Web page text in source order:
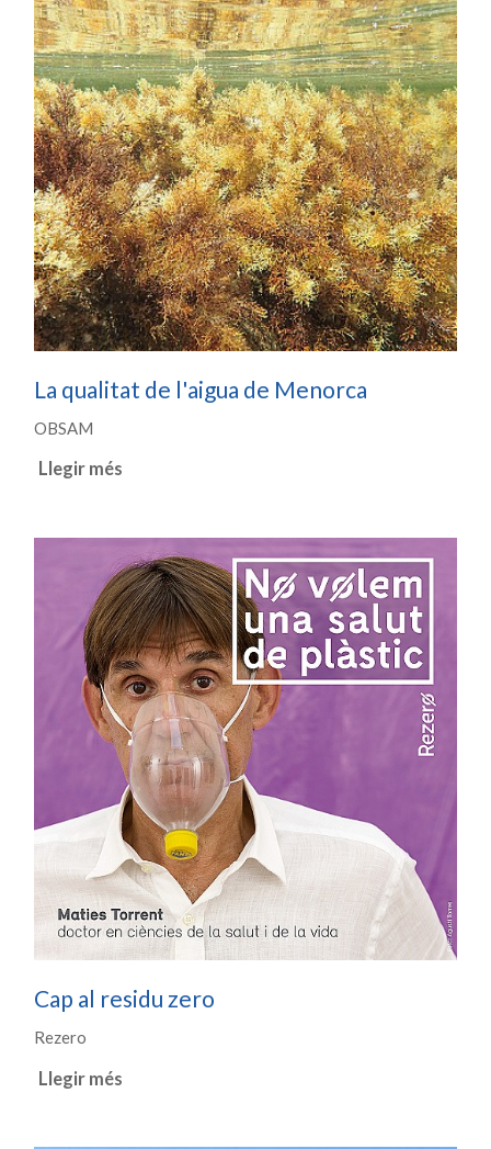
La qualitat de l'aigua de Menorca
OBSAM
Llegir més
Cap al residu zero
Rezero
Llegir més